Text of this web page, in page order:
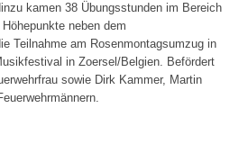
kamen 38 Übungsstunden im Bereich
neben dem
Teilnahme am Rosenmontagsumzug in
in Zoersel/Belgien. Befördert
sowie Dirk Kammer, Martin